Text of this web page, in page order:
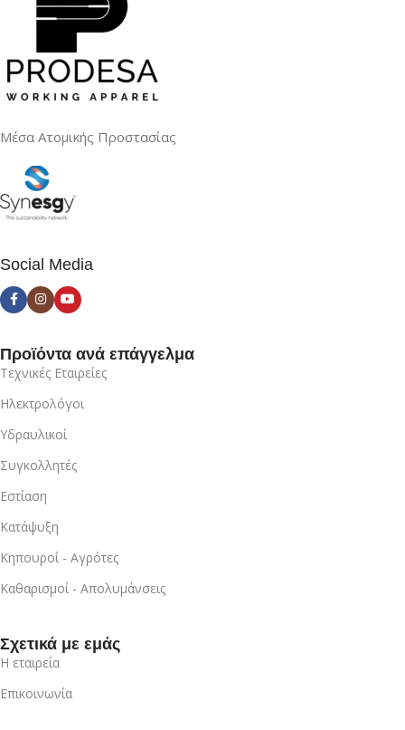
Μέσα Ατομικής Προστασίας
Social Media
Προϊόντα ανά επάγγελμα
Τεχνικές Εταιρείες
Ηλεκτρολόγοι
Υδραυλικοί
Συγκολλητές
Εστίαση
Κατάψυξη
Κηπουροί - Αγρότες
Καθαρισμοί - Απολυμάνσεις
Σχετικά με εμάς
Η εταιρεία
Επικοινωνία